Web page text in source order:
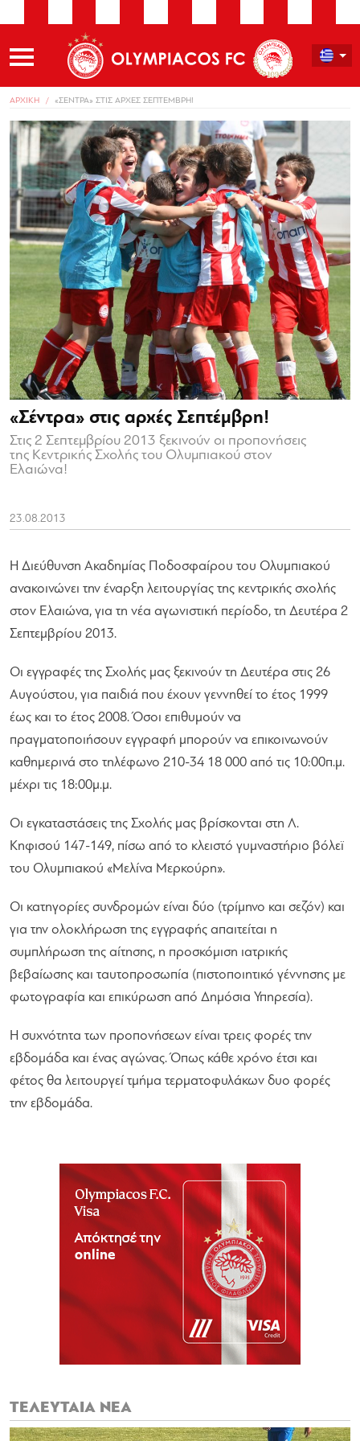
ΑΡΧΙΚΗ «ΣΕΝΤΡΑ» ΣΤΙΣ ΑΡΧΕΣ ΣΕΠΤΕΜΒΡΗ!
«Σέντρα» στις αρχές Σεπτέμβρη!
Στις 2 Σεπτεμβρίου 2013 ξεκινούν οι προπονήσεις
της Κεντρικής Σχολής του Ολυμπιακού στον
Ελαιώνα!
23.08.2013
Η Διεύθυνση Ακαδημίας Ποδοσφαίρου του Ολυμπιακού
ανακοινώνει την έναρξη λειτουργίας της κεντρικής σχολής
στον Ελαιώνα, για τη νέα αγωνιστική περίοδο, τη Δευτέρα 2
Σεπτεμβρίου 2013.
Οι εγγραφές της Σχολής μας ξεκινούν τη Δευτέρα στις 26
Αυγούστου, για παιδιά που έχουν γεννηθεί το έτος 1999
έως και το έτος 2008. Όσοι επιθυμούν να
πραγματοποιήσουν εγγραφή μπορούν να επικοινωνούν
καθημερινά στο τηλέφωνο 210-34 18 000 από τις 10:00π.μ.
μέχρι τις 18:00μ.μ.
Οι εγκαταστάσεις της Σχολής μας βρίσκονται στη Λ.
Κηφισού 147-149, πίσω από το κλειστό γυμναστήριο βόλεϊ
του Ολυμπιακού «Μελίνα Μερκούρη».
Οι κατηγορίες συνδρομών είναι δύο (τρίμηνο και σεζόν) και
για την ολοκλήρωση της εγγραφής απαιτείται η
συμπλήρωση της αίτησης, η προσκόμιση ιατρικής
βεβαίωσης και ταυτοπροσωπία (πιστοποιητικό γέννησης με
φωτογραφία και επικύρωση από Δημόσια Υπηρεσία).
Η συχνότητα των προπονήσεων είναι τρεις φορές την
εβδομάδα και ένας αγώνας. Όπως κάθε χρόνο έτσι και
φέτος θα λειτουργεί τμήμα τερματοφυλάκων δυο φορές
την εβδομάδα.
ΤΕΛΕΥΤΑΙΑ ΝΕΑ